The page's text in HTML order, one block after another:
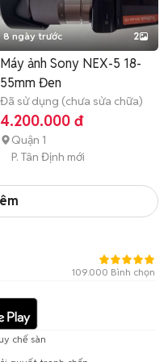
8 ngày trước 2
Máy ảnh Sony NEX-5 18-
55mm Đen
Đã sử dụng (chưa sửa chữa)
4.200.000 đ
Quận 1
P. Tân Định mới
109.000 Bình chọn
chế sàn